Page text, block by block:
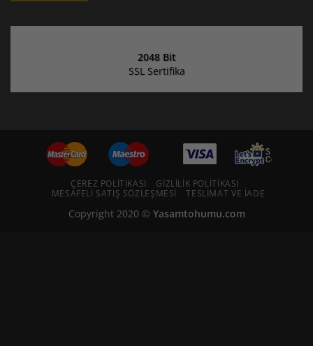
2048 Bit
SSL Sertifika
ÇEREZ POLITIKASI
GIZLILIK POLITIKASI
MESAFELI SATIŞ SÖZLEŞMESI
TESLIMAT VE İADE
Copyright 2020 © Yasamtohumu.com